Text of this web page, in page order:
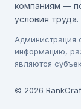
компаниям —
условия труда.
Администрация
информацию,
являются
© 2026